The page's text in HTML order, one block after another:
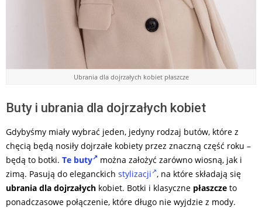
Ubrania dla dojrzałych kobiet płaszcze
Buty i ubrania dla dojrzałych kobiet
Gdybyśmy miały wybrać jeden, jedyny rodzaj butów, które z
chęcią będą nosiły dojrzałe kobiety przez znaczną część roku –
będą to botki. Te buty
można założyć zarówno wiosną, jak i
zimą. Pasują do eleganckich stylizacji , na które składają się
ubrania dla dojrzałych kobiet. Botki i klasyczne płaszcze to
ponadczasowe połączenie, które długo nie wyjdzie z mody.